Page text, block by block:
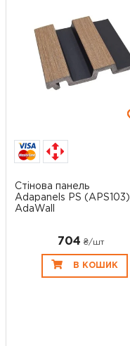
Стінова панель
Adapanels PS (APS103),
AdaWall
704 ₴/шт
В КОШИК